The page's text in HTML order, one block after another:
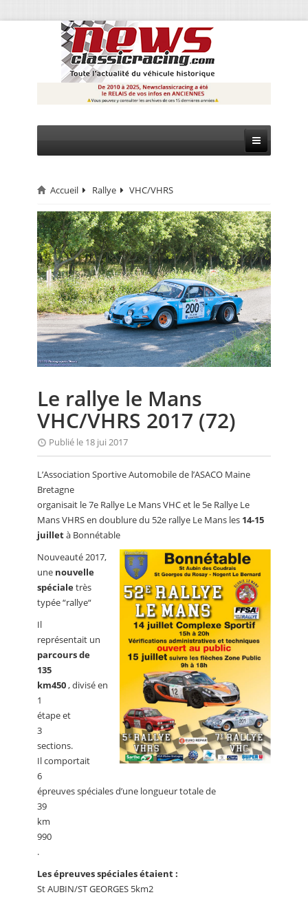
CIRCUIT
RALLYE
MONTAGNE
EVÈNEMENTS
CALENDRIER
FOCUS
ANNUAIRES
PETITES ANNONCES
Accueil Rallye VHC/VHRS
Le rallye le Mans
VHC/VHRS 2017 (72)
Publié le 18 jui 2017
L’Association Sportive Automobile de l’ASACO Maine
Bretagne
organisait le 7e Rallye Le Mans VHC et le 5e Rallye Le
Mans VHRS en doublure du 52e rallye Le Mans les 14-15
juilletà Bonnétable
Nouveauté 2017,
une nouvelle
spécialetrès
typée “rallye“
Il
représentait un
parcours de
135
km450, divisé en
1
étape et
3
sections.
Il comportait
6
épreuves spéciales d’une longueur totale de
39
km
990
.
Les épreuves spéciales étaient :
St AUBIN/ST GEORGES 5km2